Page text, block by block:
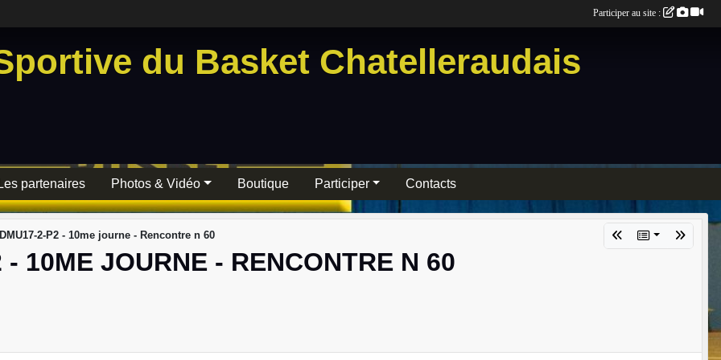
du Basket Chatelleraudais
Les partenaires Photos & Vidéo Boutique Participer Contacts
2-P2 - 10me journe - Rencontre n 60
10ME JOURNE - RENCONTRE N 60
Participer au site :